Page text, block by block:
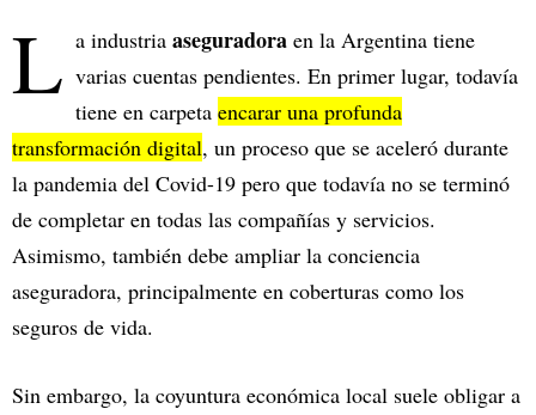
L a industria aseguradora en la Argentina tiene
varias cuentas pendientes. En primer lugar, todavía
tiene en carpeta encarar una profunda
transformación digital, un proceso que se aceleró durante
la pandemia del Covid-19 pero que todavía no se terminó
de completar en todas las compañías y servicios.
Asimismo, también debe ampliar la conciencia
aseguradora, principalmente en coberturas como los
seguros de vida.
Sin embargo, la coyuntura económica local suele obligar a